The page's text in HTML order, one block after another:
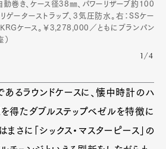
動巻き、ケース径38㎜、パワーリザーブ約100
ゲーターストラップ、3気圧防水。右：SSケー
ケース。￥3,278,000／ともにブランパン
）
1/4
あるラウンドケースに、懐中時計のハ
得たダブルステップベゼルを特徴に
さに「シックス・マスターピース」の